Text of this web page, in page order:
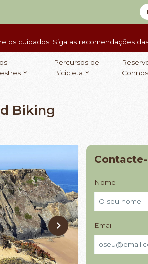
os cuidados! Siga as recomendações
Percursos de
Bicicleta
Biking
Nome
Email